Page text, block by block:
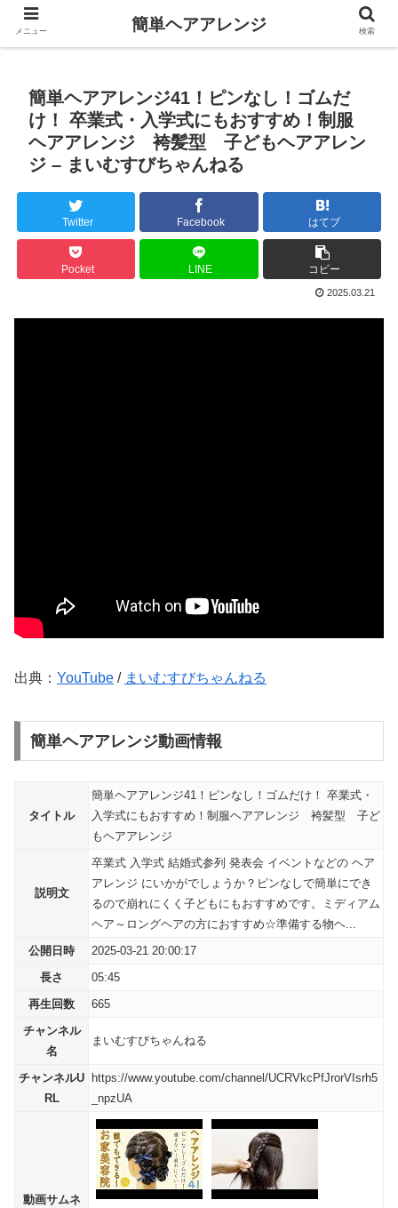
簡単ヘアアレンジ41！ピンなし！ゴムだ
け！ 卒業式・入学式にもおすすめ！制服
ヘアアレンジ 袴髪型 子どもヘアアレン
ジ – まいむすびちゃんねる
Twitter Facebook はてブ
Pocket LINE コピー
2025.03.21
出典： YouTube / まいむすびちゃんねる
簡単ヘアアレンジ動画情報
タイトル
簡単ヘアアレンジ41！ピンなし！ゴムだけ！ 卒業式・
入学式にもおすすめ！制服ヘアアレンジ 袴髪型 子ど
もヘアアレンジ
説明文
卒業式 入学式 結婚式参列 発表会 イベントなどの ヘア
アレンジ にいかがでしょうか？ピンなしで簡単にでき
るので崩れにくく子どもにもおすすめです。ミディアム
ヘア～ロングヘアの方におすすめ☆準備する物ヘ...
公開日時
2025-03-21 20:00:17
長さ
05:45
再生回数
665
チャンネル
名
まいむすびちゃんねる
チャンネルU
RL
https://www.youtube.com/channel/UCRVkcPfJrorVIsrh5
_npzUA
動画サムネ
メニュー 簡単ヘアアレンジ 検索